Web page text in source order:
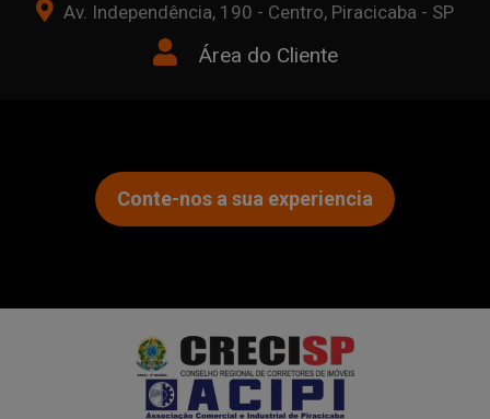
Av. Independência, 190 - Centro, Piracicaba - SP
Área do Cliente
Conte-nos a sua experiencia